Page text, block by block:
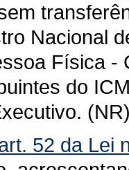
Nacional
Física -
do
52 da Lei